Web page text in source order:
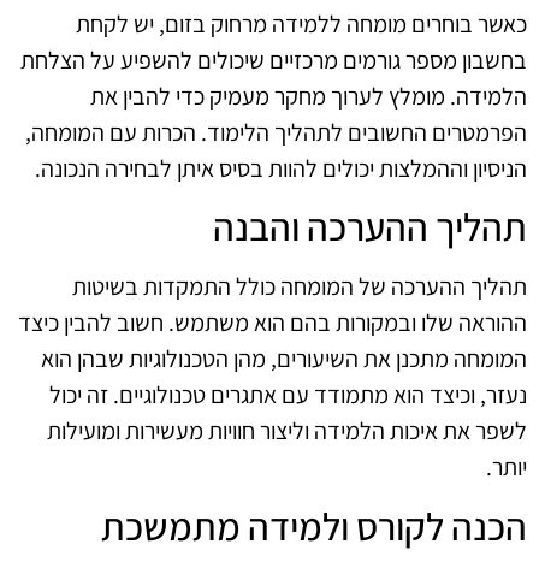
כאשר בוחרים מומחה ללמידה מרחוק בזום, יש לקחת
בחשבון מספר גורמים מרכזיים שיכולים להשפיע על הצלחת
הלמידה. מומלץ לערוך מחקר מעמיק כדי להבין את
הפרמטרים החשובים לתהליך הלימוד. הכרות עם המומחה,
הניסיון וההמלצות יכולים להוות בסיס איתן לבחירה הנכונה.
תהליך ההערכה והבנה
תהליך ההערכה של המומחה כולל התמקדות בשיטות
ההוראה שלו ובמקורות בהם הוא משתמש. חשוב להבין כיצד
המומחה מתכנן את השיעורים, מהן הטכנולוגיות שבהן הוא
נעזר, וכיצד הוא מתמודד עם אתגרים טכנולוגיים. זה יכול
לשפר את איכות הלמידה וליצור חוויות מעשירות ומועילות
יותר.
הכנה לקורס ולמידה מתמשכת